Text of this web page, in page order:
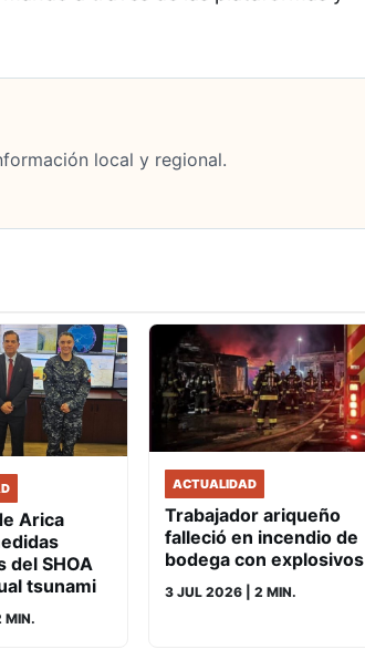
local y regional.
Arica
del SHOA
tsunami
MIN.
ACTUALIDAD
Trabajador ariqueño
falleció en incendio de
bodega con explosivos
3 JUL 2026 | 2 MIN.